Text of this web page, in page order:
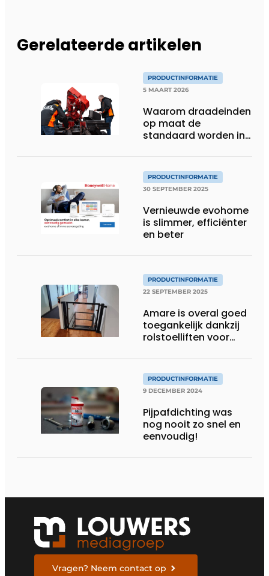
Gerelateerde artikelen
PRODUCTINFORMATIE
5 MAART 2026
Waarom draadeinden
op maat de
standaard worden in
PRODUCTINFORMATIE
30 SEPTEMBER 2025
Vernieuwde evohome
is slimmer, efficiënter
en beter
PRODUCTINFORMATIE
22 SEPTEMBER 2025
Amare is overal goed
toegankelijk dankzij
rolstoelliften voor
PRODUCTINFORMATIE
9 DECEMBER 2024
Pijpafdichting was
nog nooit zo snel en
eenvoudig!
Vragen? Neem contact op